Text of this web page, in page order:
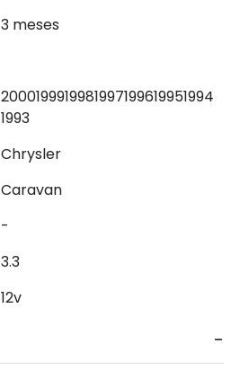
3 meses
2000199919981997199619951994
1993
Chrysler
Caravan
-
3.3
12v